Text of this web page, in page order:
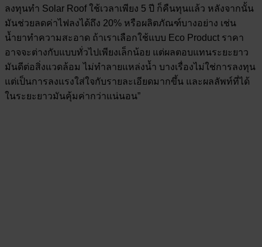
ลงทุนทำ Solar Roof ใช้เวลาเพียง 5 ปี ก็คืนทุนแล้ว หลังจากนั้น
มันช่วยลดค่าไฟลงได้ถึง 20% หรือผลิตภัณฑ์บางอย่าง เช่น
น้ำยาทำความสะอาด ถ้าเราเลือกใช้แบบ Eco Product ราคา
อาจจะต่างกับแบบทั่วไปเพียงเล็กน้อย แต่ผลตอบแทนระยะยาว
มันดีต่อสิ่งแวดล้อม ไม่ทำลายแหล่งน้ำ บางเรื่องไม่ใช่การลงทุน
แต่เป็นการลงแรงใส่ใจกับรายละเอียดมากขึ้น และผลลัพท์ที่ได้
ในระยะยาวมันคุ้มค่ากว่าแน่นอน”